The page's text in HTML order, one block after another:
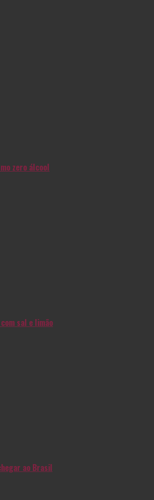
zero álcool
sal e limão
ao Brasil